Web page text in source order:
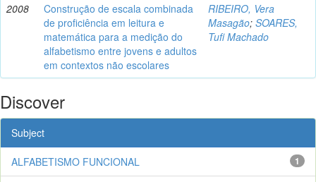
2008
Construção de escala combinada
de proficiência em leitura e
matemática para a medição do
alfabetismo entre jovens e adultos
em contextos não escolares
RIBEIRO, Vera
Masagão; SOARES,
Tufi Machado
Discover
Subject
1
ALFABETISMO FUNCIONAL